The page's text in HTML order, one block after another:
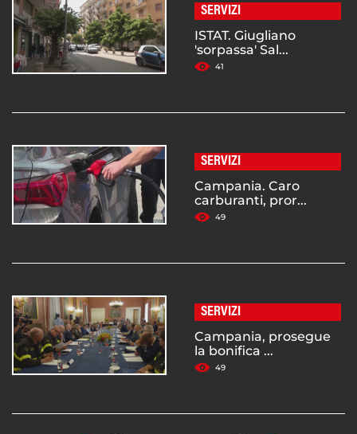
SERVIZI
ISTAT. Giugliano
'sorpassa' Sal...
41
SERVIZI
Campania. Caro
carburanti, pror...
49
SERVIZI
Campania, prosegue
la bonifica ...
49